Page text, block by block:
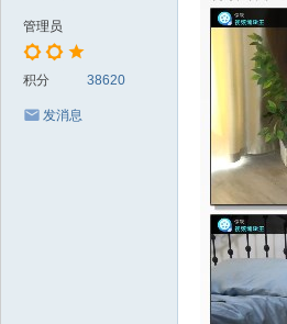
管理员
积分 38620
发消息